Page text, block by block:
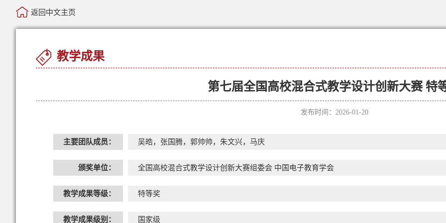
返回中文主页
教学成果
第七届全国高校混合式教学设计创新大赛 特
发布时间：2026-01-20
主要团队成员： 吴皓，张国腾，郭帅帅，朱文兴，马庆
颁奖单位： 全国高校混合式教学设计创新大赛组委会 中国电子教育学会
教学成果等级： 特等奖
教学成果级别： 国家级